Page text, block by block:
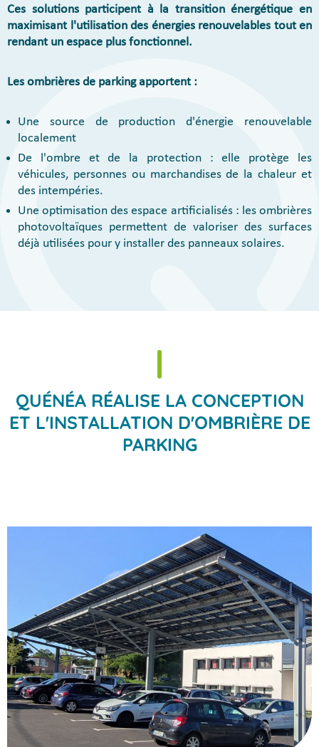
Ces solutions participent à la transition énergétique en
maximisant l'utilisation des énergies renouvelables tout en
rendant un espace plus fonctionnel.
Les ombrières de parking apportent :
Une source de production d'énergie renouvelable
localement
De l'ombre et de la protection : elle protège les
véhicules, personnes ou marchandises de la chaleur et
des intempéries.
Une optimisation des espace artificialisés : les ombrières
photovoltaïques permettent de valoriser des surfaces
déjà utilisées pour y installer des panneaux solaires.
QUÉNÉA RÉALISE LA CONCEPTION
ET L'INSTALLATION D'OMBRIÈRE DE
PARKING